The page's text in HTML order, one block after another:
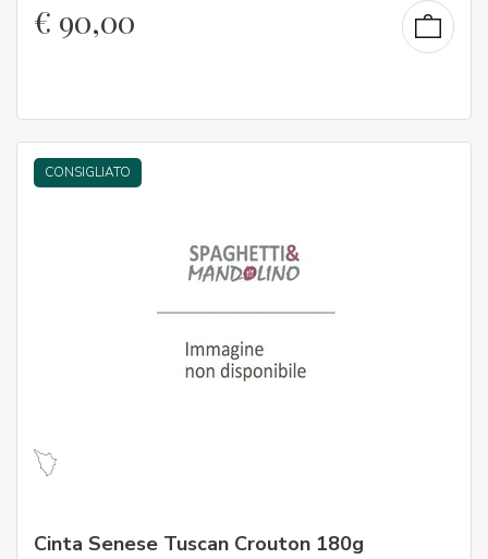
€ 90,00
CONSIGLIATO
Cinta Senese Tuscan Crouton 180g